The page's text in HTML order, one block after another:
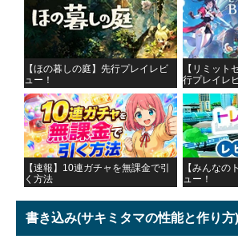
【ほの暮しの庭】先行プレイレビ
ュー！
【リミット
行プレイレ
【速報】10連ガチャを無課金で引
く方法
【みんなの
ュー！
書き込み(サキミタマの性能と作り方)